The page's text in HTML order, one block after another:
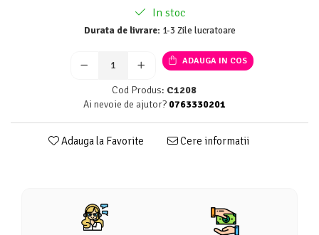
In stoc
Durata de livrare: 1-3 Zile lucratoare
ADAUGA IN COS
Cod Produs: C1208
Ai nevoie de ajutor? 0763330201
Adauga la Favorite Cere informatii